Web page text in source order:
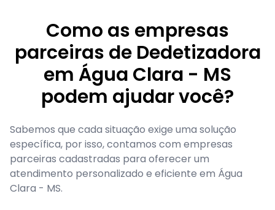
Como as empresas
parceiras de Dedetizadora
em Água Clara - MS
podem ajudar você?
Sabemos que cada situação exige uma solução
específica, por isso, contamos com empresas
parceiras cadastradas para oferecer um
atendimento personalizado e eficiente em Água
Clara - MS.